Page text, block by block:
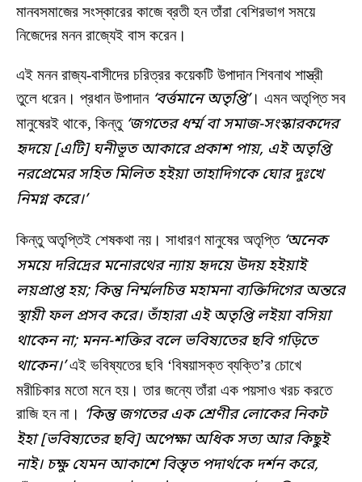
মানবসমাজের সংস্কারের কাজে ব্রতী হন তাঁরা বেশিরভাগ সময়ে
নিজেদের মনন রাজ্যেই বাস করেন।
এই মনন রাজ্য-বাসীদের চরিত্রর কয়েকটি উপাদান শিবনাথ শাস্ত্রী
তুলে ধরেন। প্রধান উপাদান ‘বর্ত্তমানে অতৃপ্তি’। এমন অতৃপ্তি সব
মানুষেরই থাকে, কিন্তু ‘জগতের ধর্ম্ম বা সমাজ-সংস্কারকদের
হৃদয়ে [এটি] ঘনীভূত আকারে প্রকাশ পায়, এই অতৃপ্তি
নরপ্রেমের সহিত মিলিত হইয়া তাহাদিগকে ঘোর দুঃখে
নিমগ্ন করে।’
কিন্তু অতৃপ্তিই শেষকথা নয়। সাধারণ মানুষের অতৃপ্তি ‘অনেক
সময়ে দরিদ্রের মনোরথের ন্যায় হৃদয়ে উদয় হইয়াই
লয়প্রাপ্ত হয়; কিন্তু নির্ম্মলচিত্ত মহামনা ব্যক্তিদিগের অন্তরে
স্থায়ী ফল প্রসব করে। তাঁহারা এই অতৃপ্তি লইয়া বসিয়া
থাকেন না; মনন-শক্তির বলে ভবিষ্যতের ছবি গড়িতে
থাকেন।’এই ভবিষ্যতের ছবি ‘বিষয়াসক্ত ব্যক্তি’র চোখে
মরীচিকার মতো মনে হয়। তার জন্যে তাঁরা এক পয়সাও খরচ করতে
রাজি হন না। ‘কিন্তু জগতের এক শ্রেণীর লোকের নিকট
ইহা [ভবিষ্যতের ছবি] অপেক্ষা অধিক সত্য আর কিছুই
নাই। চক্ষু যেমন আকাশে বিস্তৃত পদার্থকে দর্শন করে,